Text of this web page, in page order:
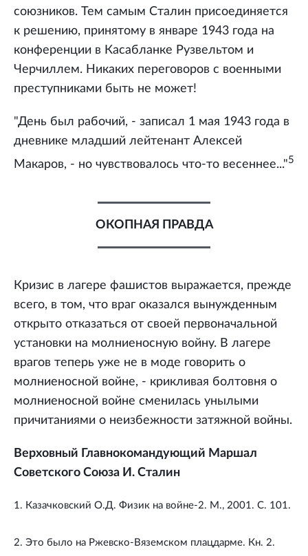
союзников. Тем самым Сталин присоединяется
к решению, принятому в январе 1943 года на
конференции в Касабланке Рузвельтом и
Черчиллем. Никаких переговоров с военными
преступниками быть не может!
"День был рабочий, - записал 1 мая 1943 года в
дневнике младший лейтенант Алексей
Макаров, - но чувствовалось что-то весеннее..."5
ОКОПНАЯ ПРАВДА
Кризис в лагере фашистов выражается, прежде
всего, в том, что враг оказался вынужденным
открыто отказаться от своей первоначальной
установки на молниеносную войну. В лагере
врагов теперь уже не в моде говорить о
молниеносной войне, - крикливая болтовня о
молниеносной войне сменилась унылыми
причитаниями о неизбежности затяжной войны.
Верховный Главнокомандующий Маршал
Советского Союза И. Сталин
1. Казачковский О.Д. Физик на войне-2. М., 2001. С. 101.
2. Это было на Ржевско-Вяземском плацдарме. Кн. 2.